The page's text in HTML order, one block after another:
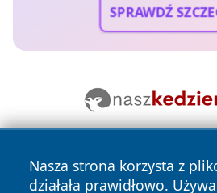
SPRAWDŹ
Nasza strona korzysta z
działała prawidłowo.